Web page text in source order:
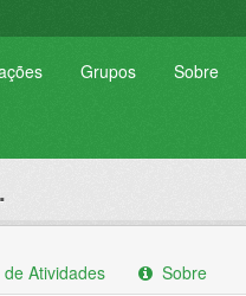
Grupos Sobre
de Atividades Sobre